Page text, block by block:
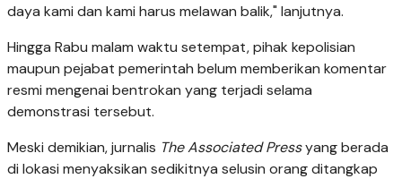
daya kami dan kami harus melawan balik," lanjutnya.
Hingga Rabu malam waktu setempat, pihak kepolisian
maupun pejabat pemerintah belum memberikan komentar
resmi mengenai bentrokan yang terjadi selama
demonstrasi tersebut.
Meski demikian, jurnalis The Associated Pressyang berada
di lokasi menyaksikan sedikitnya selusin orang ditangkap